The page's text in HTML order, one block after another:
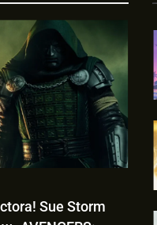
Sue Storm